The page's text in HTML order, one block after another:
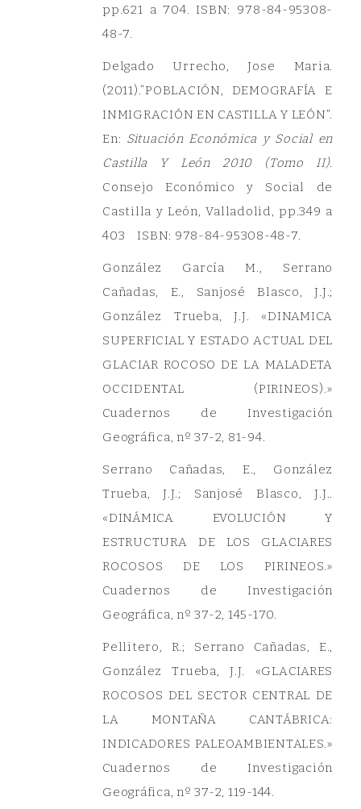
pp.621 a 704. ISBN: 978-84-95308-
48-7.
Delgado Urrecho, Jose Maria.
(2011).“POBLACIÓN, DEMOGRAFÍA E
INMIGRACIÓN EN CASTILLA Y LEÓN”.
En: Situación Económica y Social en
Castilla Y León 2010 (Tomo II).
Consejo Económico y Social de
Castilla y León, Valladolid, pp.349 a
403 ISBN: 978-84-95308-48-7.
González García M., Serrano
Cañadas, E., Sanjosé Blasco, J.J.;
González Trueba, J.J. «DINAMICA
SUPERFICIAL Y ESTADO ACTUAL DEL
GLACIAR ROCOSO DE LA MALADETA
OCCIDENTAL (PIRINEOS).»
Cuadernos de Investigación
Geográfica, nº 37-2, 81-94.
Serrano Cañadas, E., González
Trueba, J.J.; Sanjosé Blasco, J.J..
«DINÁMICA EVOLUCIÓN Y
ESTRUCTURA DE LOS GLACIARES
ROCOSOS DE LOS PIRINEOS.»
Cuadernos de Investigación
Geográfica, nº 37-2, 145-170.
Pellitero, R.; Serrano Cañadas, E.,
González Trueba, J.J. «GLACIARES
ROCOSOS DEL SECTOR CENTRAL DE
LA MONTAÑA CANTÁBRICA:
INDICADORES PALEOAMBIENTALES.»
Cuadernos de Investigación
Geográfica, nº 37-2, 119-144.